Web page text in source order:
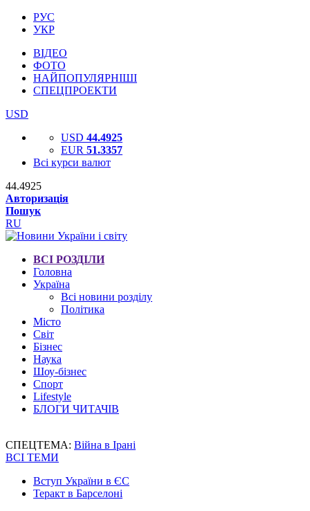
РУС
УКР
ВІДЕО
ФОТО
НАЙПОПУЛЯРНІШІ
СПЕЦПРОЕКТИ
USD
USD 44.4925
EUR 51.3357
Всі курси валют
44.4925
Авторизація
Пошук
RU
ВСІ РОЗДІЛИ
Головна
Україна
Всі новини розділу
Політика
Місто
Світ
Бізнес
Наука
Шоу-бізнес
Спорт
Lifestyle
БЛОГИ ЧИТАЧІВ
СПЕЦТЕМА: Війна в Ірані
ВСІ ТЕМИ
Вступ України в ЄС
Теракт в Барселоні